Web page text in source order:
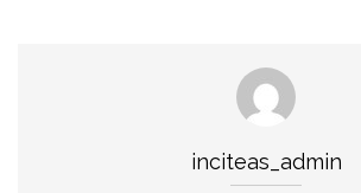
inciteas_admin